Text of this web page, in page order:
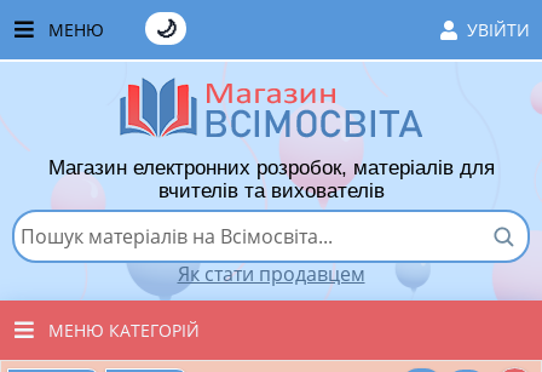
МЕНЮ УВІЙТИ
🌙
ЧАСТІ ЗАПИТАННЯ
ЯК ТУТ КУПУВАТИ
ЯК ТУТ ПРОДАВАТИ
ДОДАТИ РОЗРОБКУ
Магазин електронних розробок, матеріалів для
вчителів та вихователів
Як стати продавцем
МЕНЮ КАТЕГОРІЙ